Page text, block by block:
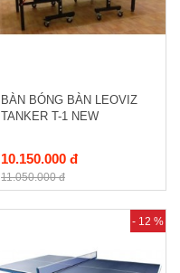
BÀN BÓNG BÀN LEOVIZ
TANKER T-1 NEW
10.150.000 đ
11.050.000 đ
- 12 %